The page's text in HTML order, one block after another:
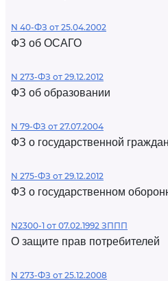
N 40-ФЗ от 25.04.2002
ФЗ об ОСАГО
N 273-ФЗ от 29.12.2012
ФЗ об образовании
N 79-ФЗ от 27.07.2004
ФЗ о государственной
N 275-ФЗ от 29.12.2012
ФЗ о государственном
N2300-1 от 07.02.1992 ЗППП
О защите прав потребителей
N 273-ФЗ от 25.12.2008